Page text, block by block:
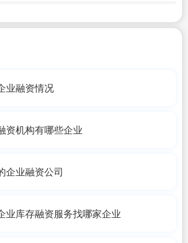
业融资情况
资机构有哪些企业
企业融资公司
业库存融资服务找哪家企业